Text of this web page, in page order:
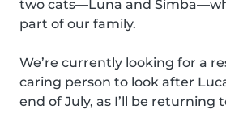
two cats—Luna and
part of our family.
We’re currently looking for a
caring person to look after
end of July, as I’ll be returning